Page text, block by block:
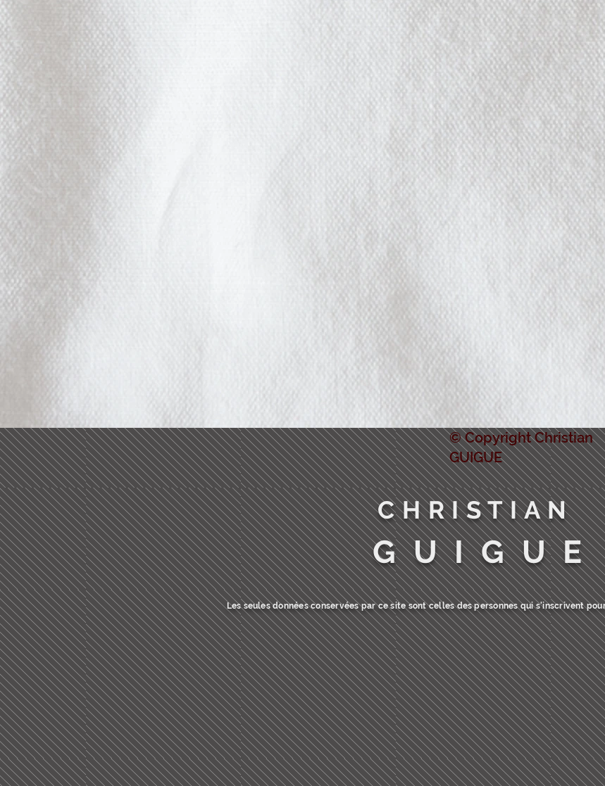
© Copyright Christian
GUIGUE
C H R I S T I A N
G U I G U E
Les seules données conservées par ce site sont celles des personnes qui s'inscrivent